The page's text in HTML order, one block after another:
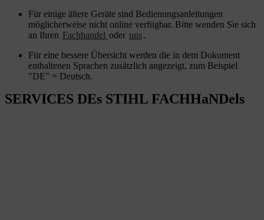
Für einige ältere Geräte sind Bedienungsanleitungen
möglicherweise nicht online verfügbar. Bitte wenden Sie sich
an Ihren Fachhandel oder uns.
Für eine bessere Übersicht werden die in dem Dokument
enthaltenen Sprachen zusätzlich angezeigt, zum Beispiel
"DE" = Deutsch.
SERVICES DEs STIHL FACHHaNDels